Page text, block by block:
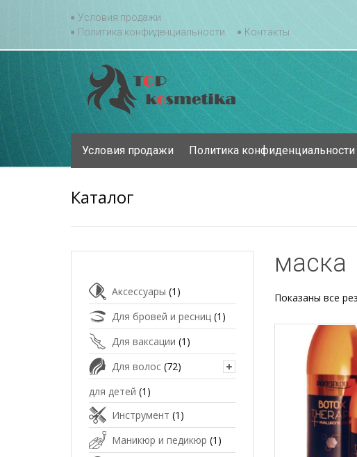
Skip
to
Условия продажи
Политика конфиденциальности
Контакты
content
Условия продажи Политика конфиденциальности
Каталог
маска
Показаны все
Аксессуары (1)
Для бровей и ресниц (1)
Для ваксации (1)
Для волос (72)
для детей (1)
Инструмент (1)
Маникюр и педикюр (1)